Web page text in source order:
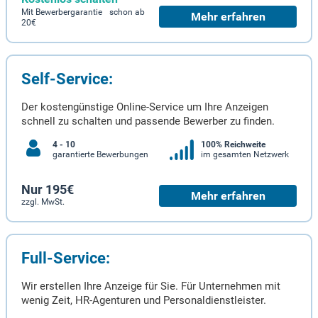
Mit Bewerbergarantie schon ab
20€
Mehr erfahren
Self-Service:
Der kostengünstige Online-Service um Ihre Anzeigen
schnell zu schalten und passende Bewerber zu finden.
4 - 10
garantierte Bewerbungen
100% Reichweite
im gesamten Netzwerk
Nur 195€
zzgl. MwSt. Mehr erfahren
Full-Service:
Wir erstellen Ihre Anzeige für Sie. Für Unternehmen mit
wenig Zeit, HR-Agenturen und Personaldienstleister.